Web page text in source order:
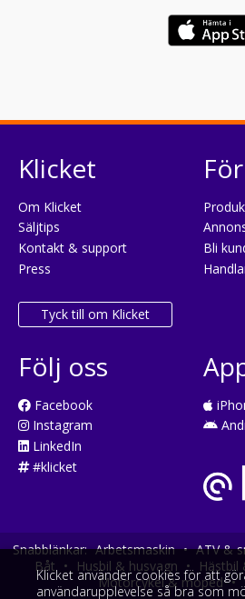
Klicket
Om Klicket
Säljtips
Kontakt & support
Press
Tyck till om Klicket
Bli
Följ oss
Facebook
Instagram
LinkedIn
#klicket
Snabblänkar: Arbetsmaskin • ATV &
Båt • Husbil & husvagn • Hästbil
Motorcykel & moped •
Klicket använder cookies för att
användarupplevelse så bra som